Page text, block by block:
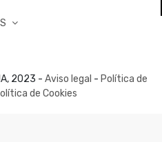
2023 - Aviso legal - Política de
de Cookies